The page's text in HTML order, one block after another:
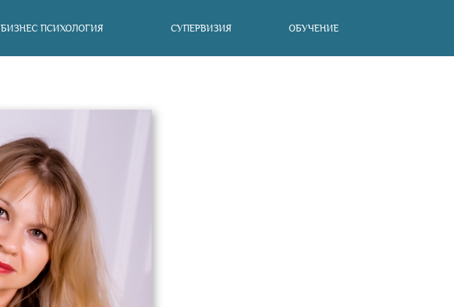
БИЗНЕС ПСИХОЛОГИЯ СУПЕРВИЗИЯ ОБУЧЕНИЕ